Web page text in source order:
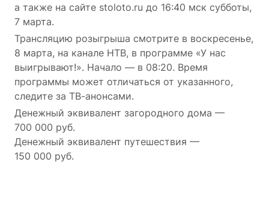
а также на сайте stoloto.ru до 16:40 мск субботы,
7 марта.
Трансляцию розыгрыша смотрите в воскресенье,
8 марта, на канале НТВ, в программе «У нас
выигрывают!». Начало — в 08:20. Время
программы может отличаться от указанного,
следите за ТВ-анонсами.
Денежный эквивалент загородного дома —
700 000 руб.
Денежный эквивалент путешествия —
150 000 руб.